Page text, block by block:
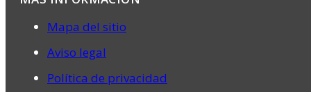
Mapa del sitio
Aviso legal
Política de privacidad